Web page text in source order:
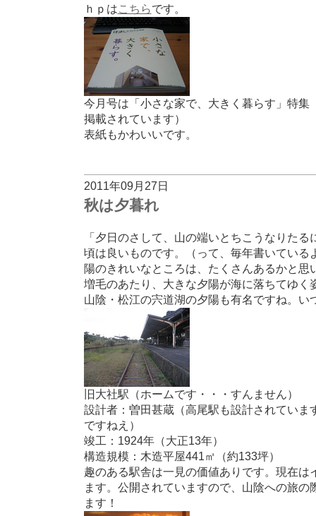
ｈｐはこちらです。
今月号は「小さな家で、大きく暮らす」特集
掲載されています）
表紙もかわいいです。
2011年09月27日
秋は夕暮れ
「夕日のさして、山の端いとちこうなりた
頃は良いものです。（って、毎年書いている
陽のきれいなところは、たくさんあるかと思
増毛のあたり、大きな夕陽が海に落ちてゆく
山陰・松江の宍道湖の夕陽も有名ですね。い
旧大社駅（ホームです・・・すんません）
設計者：曽田甚蔵（高尾駅も設計されていま
ですねえ）
竣工：1924年（大正13年）
構造規模：木造平屋441㎡（約133坪）
趣のある駅舎は一見の価値ありです。現在は
ます。公開されていますので、山陰への旅の
ます！